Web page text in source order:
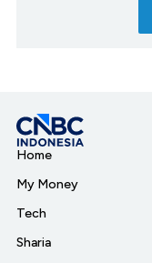
Home
My Money
Tech
Sharia